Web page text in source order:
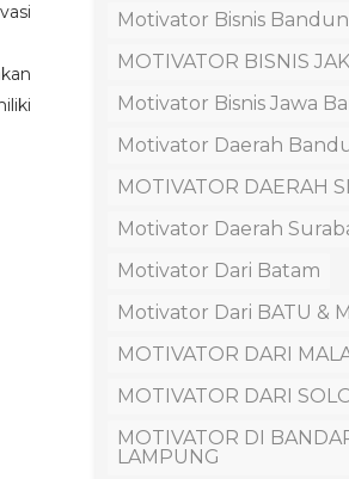
Motivator Bisnis
MOTIVATOR BISNIS
Motivator Bisnis Jawa
Motivator Daerah
MOTIVATOR DAERAH
Motivator Daerah
Motivator Dari Batam
Motivator Dari BATU &
MOTIVATOR DARI
MOTIVATOR DARI
MOTIVATOR DI
LAMPUNG